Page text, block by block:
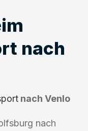
nach
nach Venlo
nach